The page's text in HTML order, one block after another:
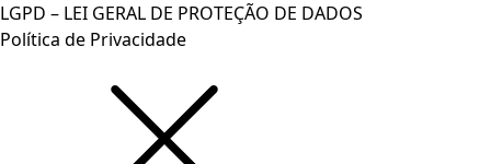
LGPD – LEI GERAL DE PROTEÇÃO DE DADOS
Política de Privacidade